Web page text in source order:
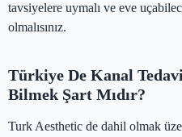
tavsiyelere uymalı ve eve
olmalısınız.
Türkiye De Kanal
Bilmek Şart Mıdır?
Turk Aesthetic de dahil olmak